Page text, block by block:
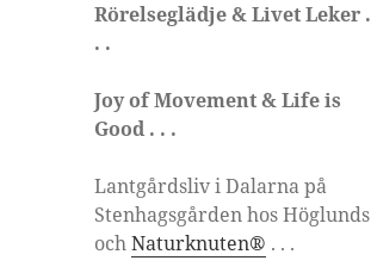
Rörelseglädje & Livet Leker .
. .
Joy of Movement & Life is
Good . . .
Lantgårdsliv i Dalarna på
Stenhagsgården hos Höglunds
ochNaturknuten® . . .